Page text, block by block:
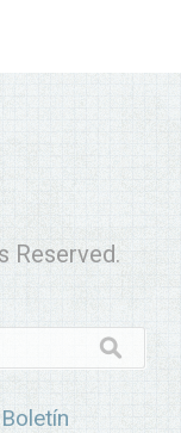
Reserved.